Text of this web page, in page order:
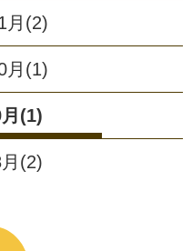
月(2)
月(1)
(1)
(2)